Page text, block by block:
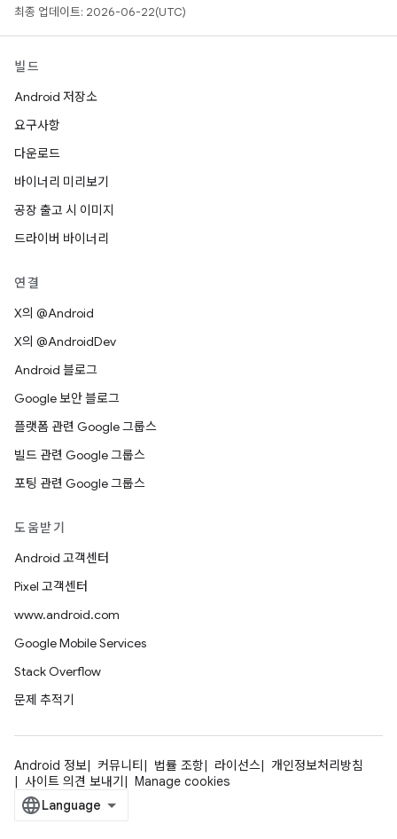
최종 업데이트: 2026-06-22(UTC)
빌드
Android 저장소
요구사항
다운로드
바이너리 미리보기
공장 출고 시 이미지
드라이버 바이너리
연결
X의 @Android
X의 @AndroidDev
Android 블로그
Google 보안 블로그
플랫폼 관련 Google 그룹스
빌드 관련 Google 그룹스
포팅 관련 Google 그룹스
도움받기
Android 고객센터
Pixel 고객센터
www.android.com
Google Mobile Services
Stack Overflow
문제 추적기
Android 정보 커뮤니티 법률 조항 라이선스
개인정보처리방침
사이트 의견 보내기
Manage cookies